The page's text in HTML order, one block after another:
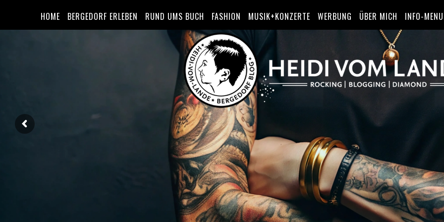
HOME BERGEDORF ERLEBEN RUND UMS BUCH FASHION MUSIK+KONZERTE WERBUNG ÜBER MICH INFO-